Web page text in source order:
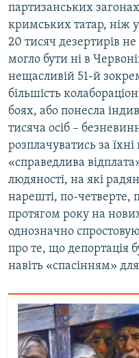
партизанських
кримських татар, ніж
20 тисяч дезертирів
могло бути ні в
нещасливій 51-й
більшість
боях, або понесла
тисяча осіб –
розплачуватись за
«справедлива
людяності, на які
нарешті, по-четверте,
протягом року на
однозначно
про те, що депортація
навіть «спасінням»